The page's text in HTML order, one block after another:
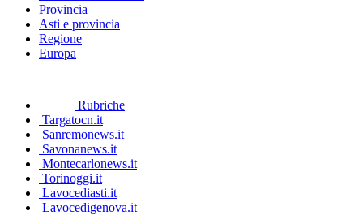
Provincia
Asti e provincia
Regione
Europa
Rubriche
Targatocn.it
Sanremonews.it
Savonanews.it
Montecarlonews.it
Torinoggi.it
Lavocediasti.it
Lavocedigenova.it